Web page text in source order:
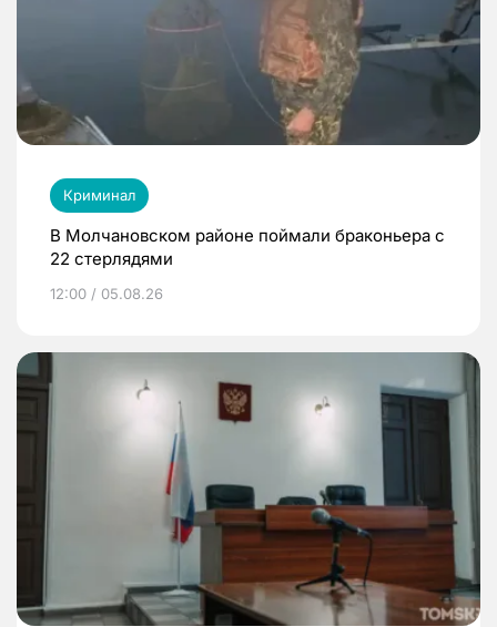
Криминал
В Молчановском районе поймали браконьера с
22 стерлядями
12:00 / 05.08.26